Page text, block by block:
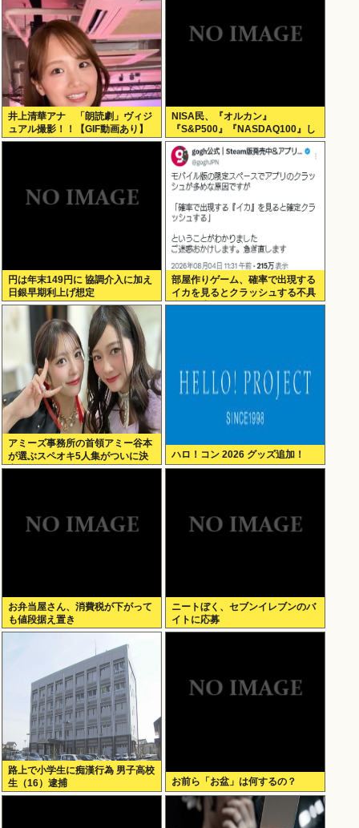
井上清華アナ 「朗読劇」ヴィジ
ュアル撮影！！【GIF動画あり】
NISA民、『オルカン』
『S&P500』『NASDAQ100』し
か買わない
円は年末149円に 協調介入に加え
日銀早期利上げ想定
部屋作りゲーム、確率で出現する
イカを見るとクラッシュする不具
合が発生
アミーズ事務所の首領アミー谷本
が選ぶスペオキ5人集がついに決
定してしまう
ハロ！コン 2026 グッズ追加！
お弁当屋さん、消費税が下がって
も値段据え置き
ニートぼく、セブンイレブンのバ
イトに応募
路上で小学生に痴漢行為 男子高校
生（16）逮捕
お前ら「お盆」は何するの？